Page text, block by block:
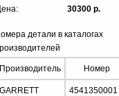
30300 р.
детали в каталогах
Производитель Номер
GARRETT 4541350001